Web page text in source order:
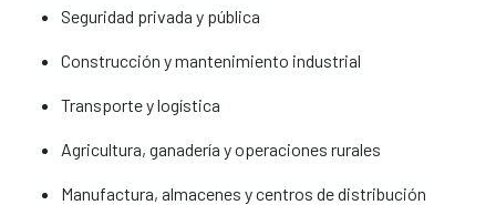
Seguridad privada y pública
Construcción y mantenimiento industrial
Transporte y logística
Agricultura, ganadería y operaciones rurales
Manufactura, almacenes y centros de distribución